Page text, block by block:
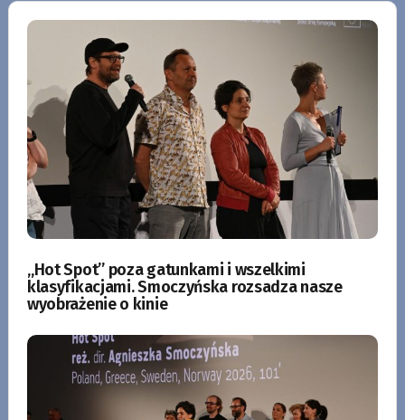
„Hot Spot” poza gatunkami i wszelkimi
klasyfikacjami. Smoczyńska rozsadza nasze
wyobrażenie o kinie